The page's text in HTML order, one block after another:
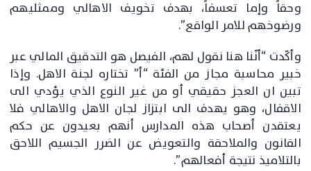
وحقاً وإما تعسفاً، بهدف تخويف الاهالي وممثليهم
ورضوخهم للامر الواقع”.
وأكّدت “أنّنا هنا نقول لهم، الفيصل هو التدقيق المالي عبر
خبير محاسبة مجاز من الفئة “أ” تختاره لجنة الاهل. وإذا
تبين ان العجز حقيقي أو من غير النوع الذي يؤدي الى
الاقفال، وهو يهدف الى ابتزاز لجان الاهل والاهالي فلا
يعتقدن أصحاب هذه المدارس أنهم بعيدون عن حكم
القانون والملاحقة والتعويض عن الضرر الجسيم اللاحق
بالتلاميذ نتيجة أفعالهم”.